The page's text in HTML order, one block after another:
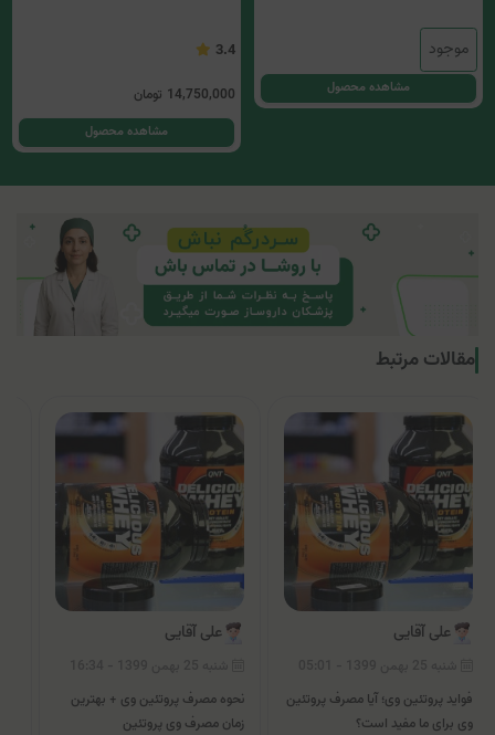
موجود
مشاهده محصول
3.4
14,750,000 تومان
مشاهده محصول
مقالات مرتبط
علی آقایی
فواید پروتئین وی؛ آیا مصرف پروتئین
وی برای ما مفید است؟
علی آقایی
نحوه مصرف پروتئین وی + بهترین
زمان مصرف وی پروتئین